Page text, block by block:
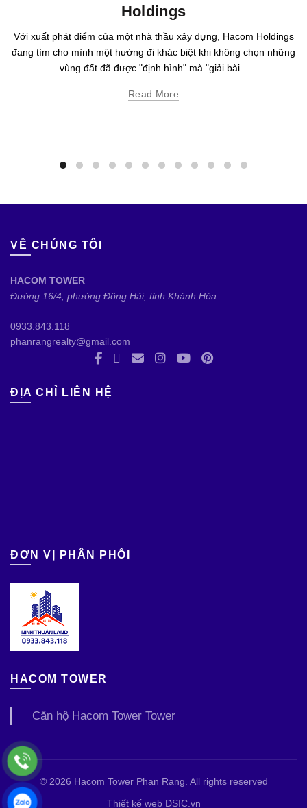
Holdings
Với xuất phát điểm của một nhà thầu xây dựng, Hacom Holdings
đang tìm cho mình một hướng đi khác biệt khi không chọn những
vùng đất đã được "định hình" mà "giải bài...
Read More
VỀ CHÚNG TÔI
HACOM TOWER
Đường 16/4, phường Đông Hải, tỉnh Khánh Hòa.
0933.843.118
phanrangrealty@gmail.com
ĐỊA CHỈ LIÊN HỆ
ĐƠN VỊ PHÂN PHỐI
HACOM TOWER
Căn hộ Hacom Tower Tower
© 2026 Hacom Tower Phan Rang . All rights reserved
Thiết kế web DSIC.vn